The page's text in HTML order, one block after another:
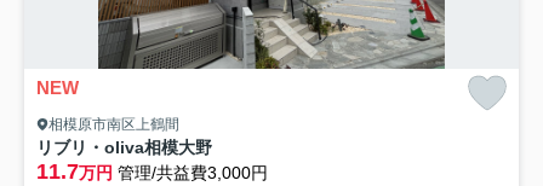
NEW
相模原市南区上鶴間
リブリ・oliva相模大野
11.7万円 管理/共益費3,000円